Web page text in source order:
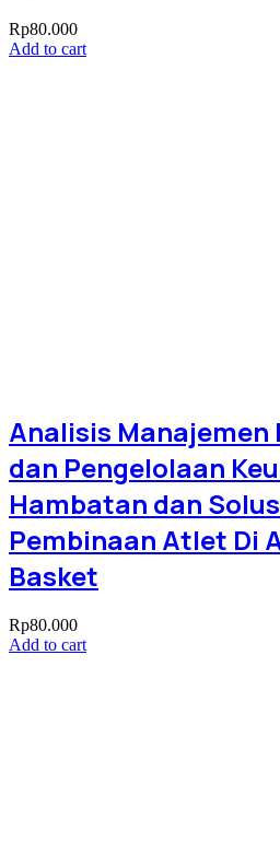
Rp80.000
Add to cart
Analisis Manajemen
dan Pengelolaan
Hambatan dan
Pembinaan Atlet Di
Basket
Rp80.000
Add to cart